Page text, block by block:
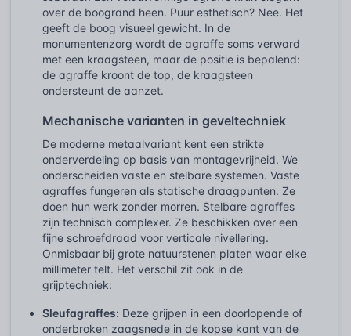
over de boogrand heen. Puur esthetisch? Nee. Het
geeft de boog visueel gewicht. In de
monumentenzorg wordt de agraffe soms verward
met een kraagsteen, maar de positie is bepalend:
de agraffe kroont de top, de kraagsteen
ondersteunt de aanzet.
Mechanische varianten in geveltechniek
De moderne metaalvariant kent een strikte
onderverdeling op basis van montagevrijheid. We
onderscheiden vaste en stelbare systemen. Vaste
agraffes fungeren als statische draagpunten. Ze
doen hun werk zonder morren. Stelbare agraffes
zijn technisch complexer. Ze beschikken over een
fijne schroefdraad voor verticale nivellering.
Onmisbaar bij grote natuurstenen platen waar elke
millimeter telt. Het verschil zit ook in de
grijptechniek:
Sleufagraffes: Deze grijpen in een doorlopende of
onderbroken zaagsnede in de kopse kant van de